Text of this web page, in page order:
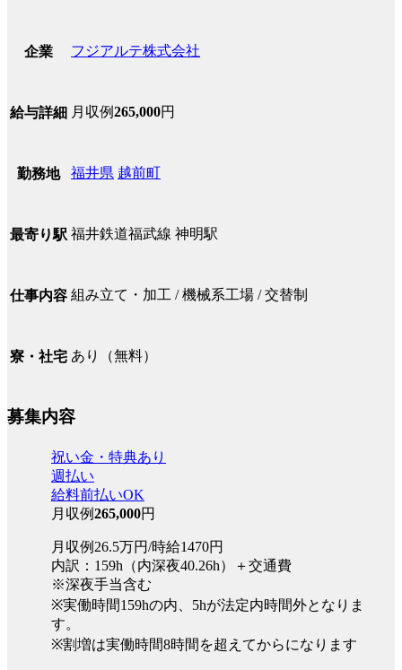
企業 フジアルテ株式会社
給与詳細 月収例265,000円
勤務地 福井県 越前町
最寄り駅 福井鉄道福武線 神明駅
仕事内容 組み立て・加工 / 機械系工場 / 交替制
寮・社宅 あり（無料）
募集内容
祝い金・特典あり
週払い
給料前払いOK
月収例265,000円
月収例26.5万円/時給1470円
内訳：159h（内深夜40.26h）＋交通費
※深夜手当含む
※実働時間159hの内、5hが法定内時間外となりま
す。
※割増は実働時間8時間を超えてからになります